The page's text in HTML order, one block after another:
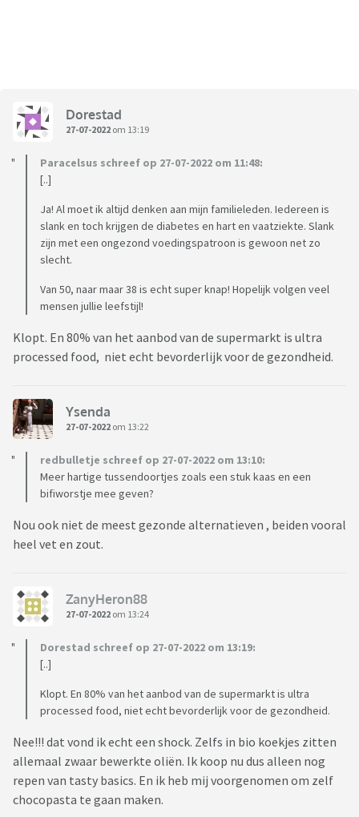
Dorestad
27-07-2022 om 13:19
Paracelsus schreef op 27-07-2022 om 11:48:
[..]
Ja! Al moet ik altijd denken aan mijn familieleden. Iedereen is
slank en toch krijgen de diabetes en hart en vaatziekte. Slank
zijn met een ongezond voedingspatroon is gewoon net zo
slecht.
Van 50, naar maar 38 is echt super knap! Hopelijk volgen veel
mensen jullie leefstijl!
Klopt. En 80% van het aanbod van de supermarkt is ultra
processed food, niet echt bevorderlijk voor de gezondheid.
Ysenda
27-07-2022 om 13:22
redbulletje schreef op 27-07-2022 om 13:10:
Meer hartige tussendoortjes zoals een stuk kaas en een
bifiworstje mee geven?
Nou ook niet de meest gezonde alternatieven , beiden vooral
heel vet en zout.
ZanyHeron88
27-07-2022 om 13:24
Dorestad schreef op 27-07-2022 om 13:19:
[..]
Klopt. En 80% van het aanbod van de supermarkt is ultra
processed food, niet echt bevorderlijk voor de gezondheid.
Nee!!! dat vond ik echt een shock. Zelfs in bio koekjes zitten
allemaal zwaar bewerkte oliën. Ik koop nu dus alleen nog
repen van tasty basics. En ik heb mij voorgenomen om zelf
chocopasta te gaan maken.